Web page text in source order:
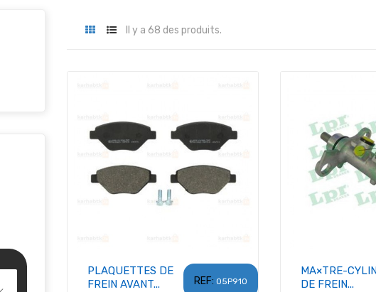
Il y a 68 des produits.
REF: 05P910
PLAQUETTES DE
FREIN AVANT...
MA×TRE-
DE FREIN...